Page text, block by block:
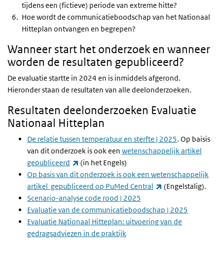
tijdens een (fictieve) periode van extreme hitte?
Hoe wordt de communicatieboodschap van het Nationaal
Hitteplan ontvangen en begrepen?
Wanneer start het onderzoek en wanneer
worden de resultaten gepubliceerd?
De evaluatie startte in 2024 en is inmiddels afgerond.
Hieronder staan de resultaten van alle deelonderzoeken.
Resultaten deelonderzoeken Evaluatie
Nationaal Hitteplan
De relatie tussen temperatuur en sterfte | 2025. Op baisis
van dit onderzoek is ook een wetenschappelijk artikel
gepubliceerd
(externe link)
(in het Engels)
Op basis van dit onderzoek is ook een wetenschappelijk
artikel gepubliceerd op PuMed Central
(externe link)
(Engelstalig).
Scenario-analyse code rood | 2025
Evaluatie van de communicatieboodschap | 2025
Evaluatie Nationaal Hitteplan: uitvoering van de
gedragsadviezen in de praktijk